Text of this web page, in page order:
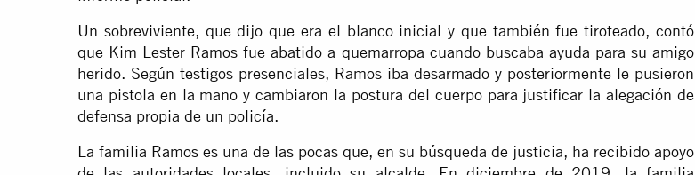
Un sobreviviente, que dijo que era el blanco inicial y que también fue tiroteado, contó
que Kim Lester Ramos fue abatido a quemarropa cuando buscaba ayuda para su amigo
herido. Según testigos presenciales, Ramos iba desarmado y posteriormente le pusieron
una pistola en la mano y cambiaron la postura del cuerpo para justificar la alegación de
defensa propia de un policía.
La familia Ramos es una de las pocas que, en su búsqueda de justicia, ha recibido apoyo